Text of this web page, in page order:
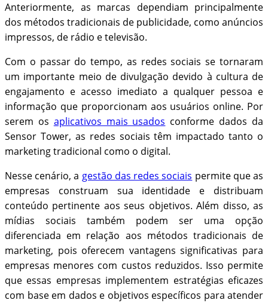
Anteriormente, as marcas dependiam principalmente
dos métodos tradicionais de publicidade, como anúncios
impressos, de rádio e televisão.
Com o passar do tempo, as redes sociais se tornaram
um importante meio de divulgação devido à cultura de
engajamento e acesso imediato a qualquer pessoa e
informação que proporcionam aos usuários online. Por
serem os aplicativos mais usados conforme dados da
Sensor Tower, as redes sociais têm impactado tanto o
marketing tradicional como o digital.
Nesse cenário, a gestão das redes sociais permite que as
empresas construam sua identidade e distribuam
conteúdo pertinente aos seus objetivos. Além disso, as
mídias sociais também podem ser uma opção
diferenciada em relação aos métodos tradicionais de
marketing, pois oferecem vantagens significativas para
empresas menores com custos reduzidos. Isso permite
que essas empresas implementem estratégias eficazes
com base em dados e objetivos específicos para atender